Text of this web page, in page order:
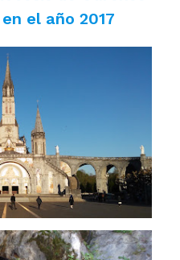
el año 2017